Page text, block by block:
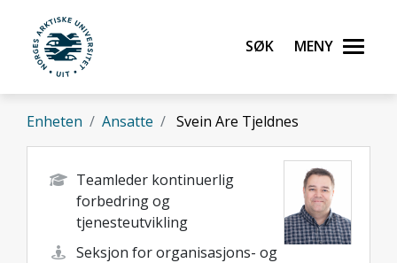
Gå til hovedinnhold
UiT Norges arktiske universitet
Søk Meny
Enheten Ansatte Svein Are Tjeldnes
Teamleder kontinuerlig
forbedring og
tjenesteutvikling
Seksjon for organisasjons- og